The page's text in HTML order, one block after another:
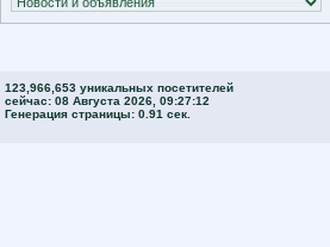
123,966,653 уникальных посетителей
сейчас: 08 Августа 2026, 09:27:12
Генерация страницы: 0.91 сек.